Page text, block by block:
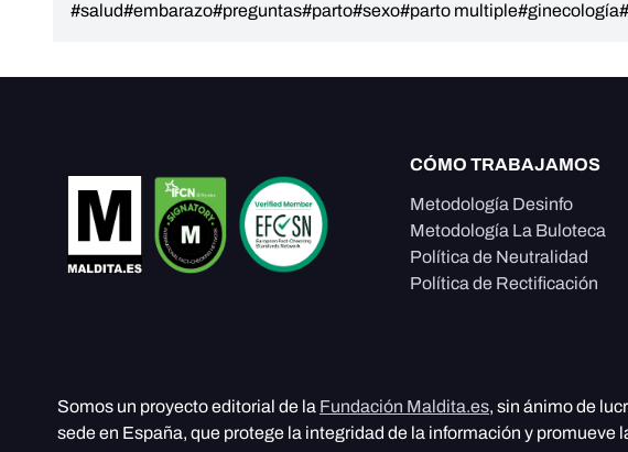
#salud#embarazo#preguntas#parto#sexo#parto multiple#ginecología
CÓMO TRABAJAMOS
Metodología Desinfo
Metodología La Buloteca
Política de Neutralidad
Política de Rectificación
Somos un proyecto editorial de la Fundación Maldita.es, sin ánimo de
sede en España, que protege la integridad de la información y promueve